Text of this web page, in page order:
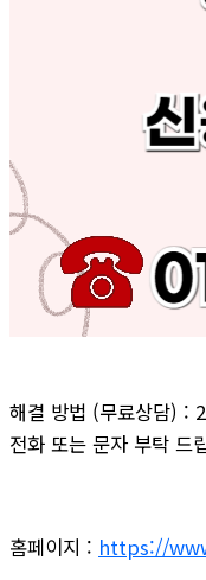
해결 방법 (무료상담) :
전화 또는 문자 부탁 드
홈페이지 : https://